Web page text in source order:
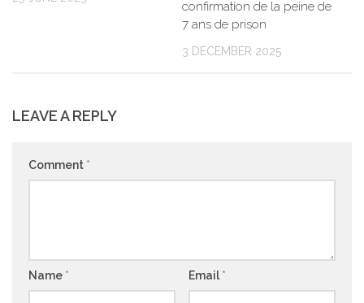
confirmation de la peine de
7 ans de prison
3 DECEMBER 2025
LEAVE A REPLY
Comment *
Name * Email *